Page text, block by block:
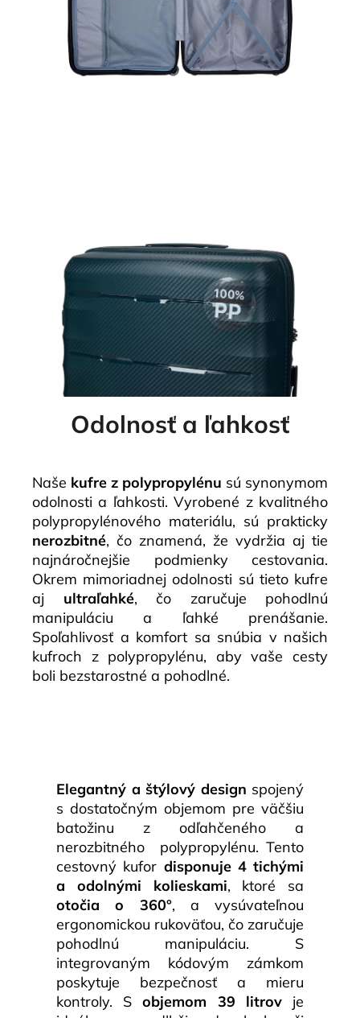
Odolnosť a ľahkosť
Naše kufre z polypropylénu sú synonymom
odolnosti a ľahkosti. Vyrobené z kvalitného
polypropylénového materiálu, sú prakticky
nerozbitné, čo znamená, že vydržia aj tie
najnáročnejšie podmienky cestovania.
Okrem mimoriadnej odolnosti sú tieto kufre
aj ultraľahké, čo zaručuje pohodlnú
manipuláciu a ľahké prenášanie.
Spoľahlivosť a komfort sa snúbia v našich
kufroch z polypropylénu, aby vaše cesty
boli bezstarostné a pohodlné.
Elegantný a štýlový design spojený
s dostatočným objemom pre väčšiu
batožinu z odľahčeného a
nerozbitného polypropylénu. Tento
cestovný kufor disponuje 4 tichými
a odolnými kolieskami, ktoré sa
otočia o 360°, a vysúvateľnou
ergonomickou rukoväťou, čo zaručuje
pohodlnú manipuláciu. S
integrovaným kódovým zámkom
poskytuje bezpečnosť a mieru
kontroly. Sobjemom 39 litrovje